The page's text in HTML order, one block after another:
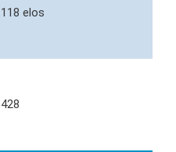
118 elos
428